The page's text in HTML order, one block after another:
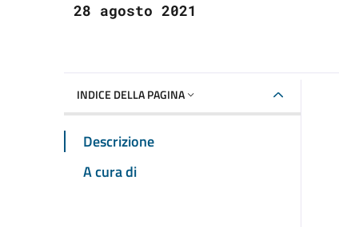
28 agosto 2021
INDICE DELLA PAGINA
Descrizione
A cura di